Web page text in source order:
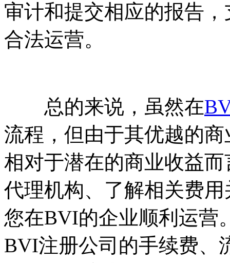
审计和提交相应的报告
合法运营。
总的来说，虽然在
流程，但由于其优越的
相对于潜在的商业收益
代理机构、了解相关费
您在BVI的企业顺利运营
BVI注册公司的手续费、